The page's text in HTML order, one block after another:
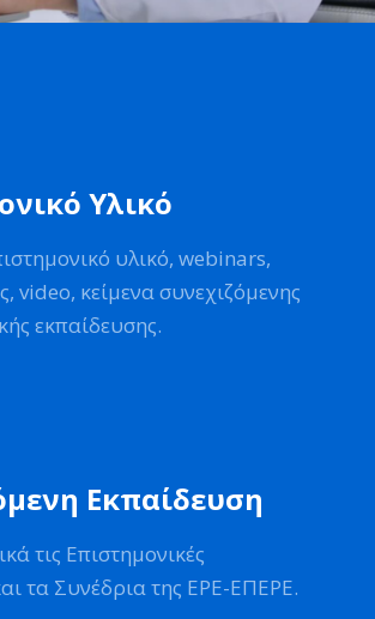
Υλικό
υλικό, webinars,
video, κείμενα συνεχιζόμενης
εκπαίδευσης.
Εκπαίδευση
τις Επιστημονικές
τα Συνέδρια της ΕΡΕ-ΕΠΕΡΕ.